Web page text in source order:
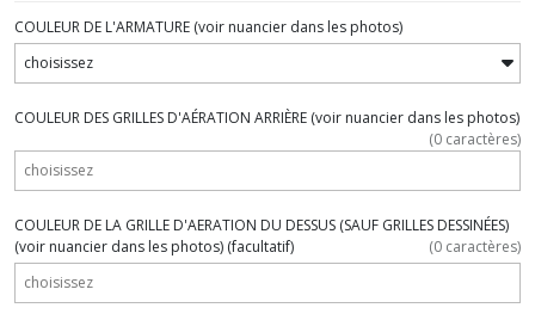
COULEUR DE L'ARMATURE (voir nuancier dans les photos)
COULEUR DES GRILLES D'AÉRATION ARRIÈRE (voir nuancier dans les photos)
(0 caractères)
COULEUR DE LA GRILLE D'AERATION DU DESSUS (SAUF GRILLES DESSINÉES)
(voir nuancier dans les photos) (facultatif) (0 caractères)